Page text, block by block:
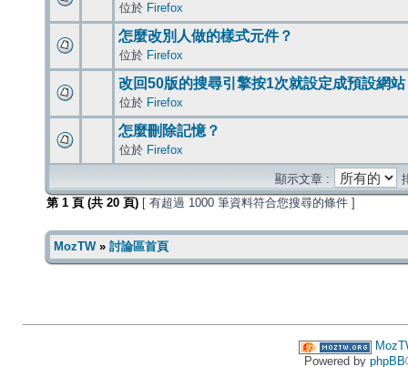
位於 Firefox
怎麼改別人做的樣式元件？
位於 Firefox
改回50版的搜尋引擎按1次就設定成預設網站
位於 Firefox
怎麼刪除記憶？
位於 Firefox
顯示文章 :
第 1 頁 (共 20 頁) [ 有超過 1000 筆資料符合您搜尋的條件 ]
MozTW» 討論區首頁
Powered by phpBB